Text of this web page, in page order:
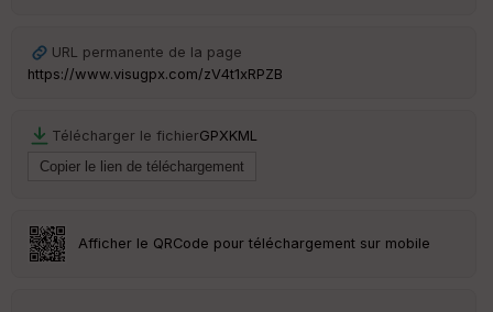
URL permanente de la page
https://www.visugpx.com/zV4t1xRPZB
Télécharger le fichierGPXKML
Afficher le QRCode pour téléchargement sur mobile